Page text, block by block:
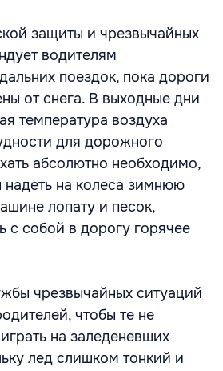
защиты и чрезвычайных
водителям
поездок, пока дороги
от снега. В выходные дни
температура воздуха
для дорожного
абсолютно необходимо,
на колеса зимнюю
лопату и песок,
с собой в дорогу горячее
чрезвычайных ситуаций
чтобы те не
на заледеневших
лед слишком тонкий и